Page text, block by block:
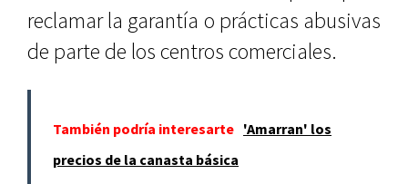
reclamar la garantía o prácticas abusivas
de parte de los centros comerciales.
También podría interesarte 'Amarran' los
precios de la canasta básica